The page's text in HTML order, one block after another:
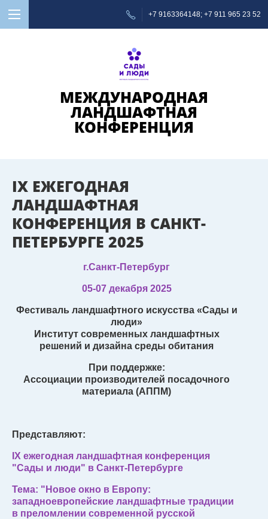
+7 9163364148 +7 911 965 23 52
МЕЖДУНАРОДНАЯ
ЛАНДШАФТНАЯ
КОНФЕРЕНЦИЯ
IX ЕЖЕГОДНАЯ
ЛАНДШАФТНАЯ
КОНФЕРЕНЦИЯ В САНКТ-
ПЕТЕРБУРГЕ 2025
г.Санкт-Петербург
05-07 декабря 2025
Фестиваль ландшафтного искусства «Сады и
люди»
Институт современных ландшафтных
решений и дизайна среды обитания
При поддержке:
Ассоциации производителей посадочного
материала (АППМ)
Представляют:
IX ежегодная ландшафтная конференция
"Сады и люди" в Санкт-Петербурге
Тема: "Новое окно в Европу:
западноевропейские ландшафтные традиции
в преломлении современной русской